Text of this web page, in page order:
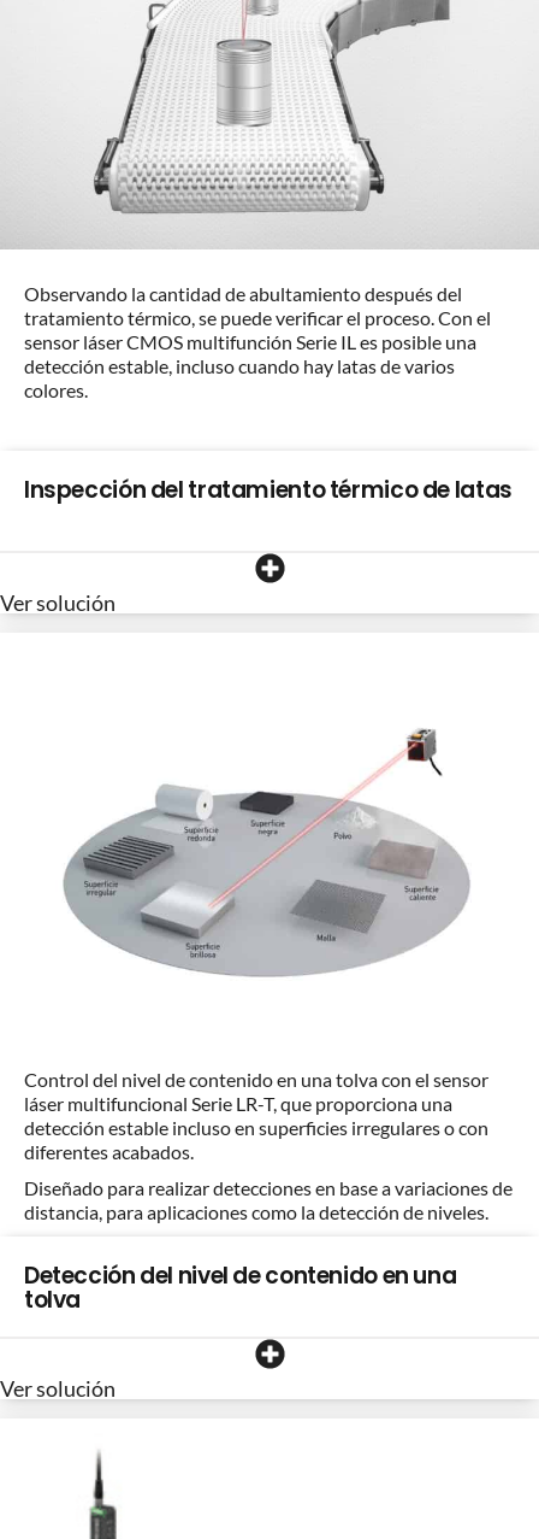
Observando la cantidad de abultamiento después del
tratamiento térmico, se puede verificar el proceso. Con el
sensor láser CMOS multifunción Serie IL es posible una
detección estable, incluso cuando hay latas de varios
colores.
Inspección del tratamiento térmico de latas
Ver solución
Control del nivel de contenido en una tolva con el sensor
láser multifuncional Serie LR-T, que proporciona una
detección estable incluso en superficies irregulares o con
diferentes acabados.
Diseñado para realizar detecciones en base a variaciones de
distancia, para aplicaciones como la detección de niveles.
Detección del nivel de contenido en una
tolva
Ver solución